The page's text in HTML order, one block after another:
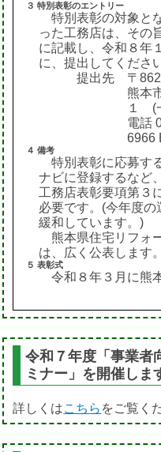
３ 特別表彰のエントリー
特別表彰の対象と
った工務店は、その
に記載し、令和８年
に、提出してくださ
提出先 〒
熊本
１ (
電話
6966
４ 備考
特別表彰に応募す
ナビに登録するなど
工務店表彰要項第３
必要です。(今年度
緩和しています。)
熊本県住宅リフォ
は、広く公表します。
５ 表彰式
令和８年３月に熊
令和７年度「事業者
ミナー」を開催しま
詳しくはこちら をご覧く